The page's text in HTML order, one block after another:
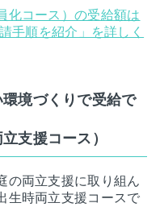
化コース）の受給額は
順を紹介」を詳しく
境づくりで受給で
支援コース）
の両立支援に取り組ん
生時両立支援コースで